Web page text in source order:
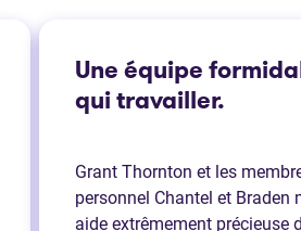
Une équipe
qui travailler.
Grant Thornton et les
personnel Chantel et Braden
aide extrêmement précieuse